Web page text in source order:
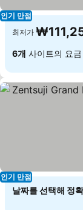
인기 만점
최저가
6개 사이트의 요금
인기 만점
날짜를 선택해 정